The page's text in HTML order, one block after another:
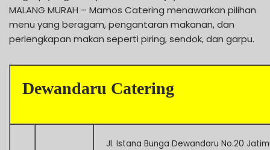
MALANG MURAH – Mamos Catering menawarkan pilihan
menu yang beragam, pengantaran makanan, dan
perlengkapan makan seperti piring, sendok, dan garpu.
Dewandaru Catering
Jl. Istana Bunga Dewandaru No.20